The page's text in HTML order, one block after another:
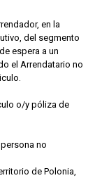
en la
del segmento
espera a un
el Arrendatario no
o/y póliza de
no
de Polonia,